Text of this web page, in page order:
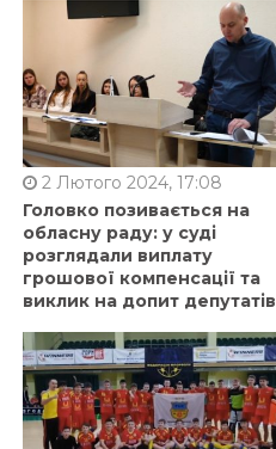
2 Лютого 2024, 17:08
Головко позивається на
обласну раду: у суді
розглядали виплату
грошової компенсації та
виклик на допит депутатів